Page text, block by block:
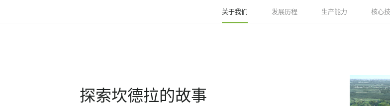
关于我们 发展历程 生产能力 核心
探索坎德拉的故事